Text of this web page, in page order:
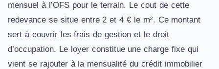
mensuel à l’OFS pour le terrain. Le cout de cette
redevance se situe entre 2 et 4 € le m². Ce montant
sert à couvrir les frais de gestion et le droit
d’occupation. Le loyer constitue une charge fixe qui
vient se rajouter à la mensualité du crédit immobilier